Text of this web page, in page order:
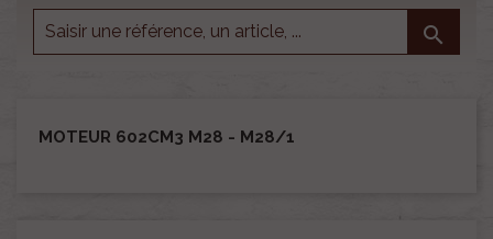

MOTEUR 602CM3 M28 - M28/1